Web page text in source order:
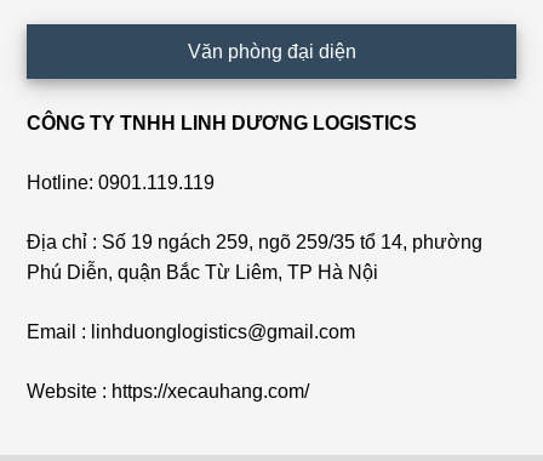
Văn phòng đại diện
CÔNG TY TNHH LINH DƯƠNG LOGISTICS
Hotline: 0901.119.119
Địa chỉ : Số 19 ngách 259, ngõ 259/35 tổ 14, phường
Phú Diễn, quận Bắc Từ Liêm, TP Hà Nội
Email : linhduonglogistics@gmail.com
Website : https://xecauhang.com/